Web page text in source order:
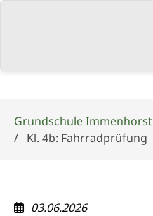
Navigation
Grundschule Immenhorst
Kl. 4b: Fahrradprüfung
03.06.2026